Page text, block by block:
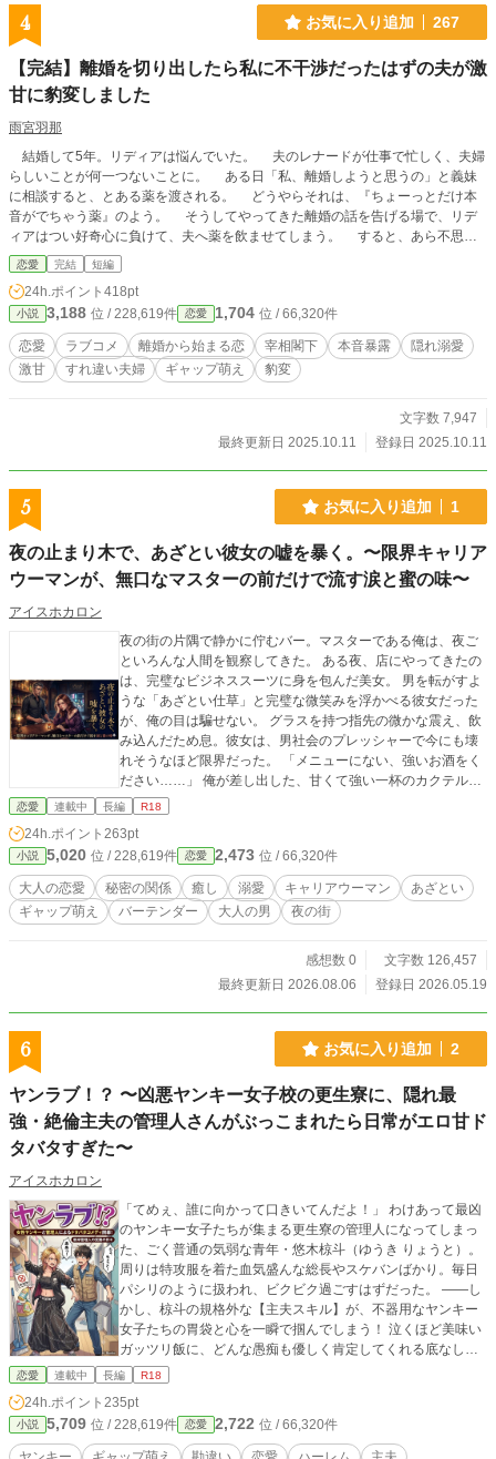
4 お気に入り追加 267
【完結】離婚を切り出したら私に不干渉だったはずの夫が激
甘に豹変しました
雨宮羽那
結婚して5年。リディアは悩んでいた。 夫のレナードが仕事で忙しく、夫婦
らしいことが何一つないことに。 ある日「私、離婚しようと思うの」と義妹
に相談すると、とある薬を渡される。 どうやらそれは、『ちょーっとだけ本
音がでちゃう薬』のよう。 そうしてやってきた離婚の話を告げる場で、リデ
ィアはつい好奇心に負けて、夫へ薬を飲ませてしまう。 すると、あら不思
議。 いつもは浮ついた言葉なんて口にしない夫が、とんでもなく甘い言葉を
口にしはじめたのだ。 「どうか離婚だなんて言わないでください。私のスイー
トハニーは君だけなんです」 (誰ですかあなた) ◇◇◇◇ ※全3話。 ※コメディ
重視のお話です。深く考えちゃダメです！少しでも笑っていただけますと幸いで
す(*_ _))*゜ ※AI不使用です。
恋愛 完結 短編
24h.ポイント 418pt
小説 3,188 位 / 228,619件 恋愛 1,704 位 / 66,320件
恋愛 ラブコメ 離婚から始まる恋 宰相閣下 本音暴露
隠れ溺愛
激甘
すれ違い夫婦 ギャップ萌え 豹変
文字数 7,947
最終更新日 2025.10.11
登録日 2025.10.11
5 お気に入り追加 1
夜の止まり木で、あざとい彼女の嘘を暴く。〜限界キャリア
ウーマンが、無口なマスターの前だけで流す涙と蜜の味〜
アイスホカロン
夜の街の片隅で静かに佇むバー。マスターである俺は、夜ご
といろんな人間を観察してきた。 ある夜、店にやってきたの
は、完璧なビジネススーツに身を包んだ美女。 男を転がすよ
うな「あざとい仕草」と完璧な微笑みを浮かべる彼女だった
が、俺の目は騙せない。 グラスを持つ指先の微かな震え、飲
み込んだため息。彼女は、男社会のプレッシャーで今にも壊
れそうなほど限界だった。 「メニューにない、強いお酒をく
ださい……」 俺が差し出した、甘くて強い一杯のカクテル。
静かな夜の空気の中で、張り詰めていた彼女の仮面が、ポロ
ないと、男たちに舐められる……でも、もう疲れたの……」
泣きじゃくる彼女の身体を抱き寄せたその時から、名前も素
性も明かさない、夜だけの秘密の関係が始まった。 昼間は誰
もが羨む大手企業の最年少女性プロジェクトリーダー。 だ
が、俺のベッドの上で見せるのは、計算をすべて忘れて快感
の理性が崩壊する、大人の全肯定・溺愛R18ラブストーリ
恋愛 連載中 長編 R18
24h.ポイント 263pt
小説 5,020 位 / 228,619件 恋愛 2,473 位 / 66,320件
大人の恋愛 秘密の関係 癒し 溺愛 キャリアウーマン
あざとい
ギャップ萌え
バーテンダー 大人の男 夜の街
感想数 0
文字数 126,457
最終更新日 2026.08.06
登録日 2026.05.19
6 お気に入り追加 2
ヤンラブ！？ 〜凶悪ヤンキー女子校の更生寮に、隠れ最
強・絶倫主夫の管理人さんがぶっこまれたら日常がエロ甘ド
タバタすぎた〜
アイスホカロン
「てめぇ、誰に向かって口きいてんだよ！」 わけあって最凶
のヤンキー女子たちが集まる更生寮の管理人になってしまっ
た、ごく普通の気弱な青年・悠木椋斗（ゆうき りょうと）。
周りは特攻服を着た血気盛んな総長やスケバンばかり。毎日
パシリのように扱われ、ビクビク過ごすはずだった。 ――し
かし、椋斗の規格外な【主夫スキル】が、不器用なヤンキー
女子たちの胃袋と心を一瞬で掴んでしまう！ 泣くほど美味い
ガッツリ飯に、どんな愚痴も優しく肯定してくれる底なしの
包容力。生まれて初めて「無条件で自分を大切にしてくれる
らない！ しかもこの管理人さん、ただの優男ではなかった。
実家の秘境の寺で鍛え上げられた、ピンチの時にヒロインを
お姫様抱っこで秒速救出する【野生の超人的身体能力】。 そ
恋愛 連載中 長編 R18
24h.ポイント 235pt
小説 5,709 位 / 228,619件 恋愛 2,722 位 / 66,320件